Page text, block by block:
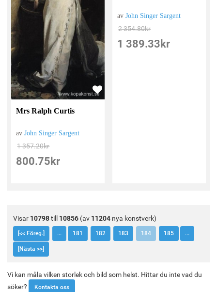
Mrs Ralph Curtis
avJohn Singer Sargent
1 357.20kr
800.75 kr
avJohn Singer Sargent
2 354.80kr
1 389.33 kr
Visar 10798till 10856 (av 11204 nya konstverk)
[<< Föreg.] ... 181 182 183 184 185 ...
[Nästa >>]
Vi kan måla vilken storlek och bild som helst. Hittar du inte vad du
söker?
Kontakta oss